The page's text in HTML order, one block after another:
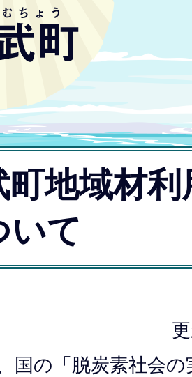
町地域材
いて
国の「脱炭素社会